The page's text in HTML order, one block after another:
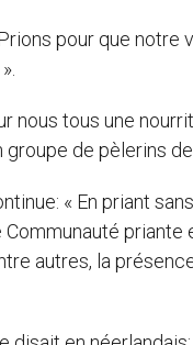
pour que
nous tous une
groupe de pèlerins
« En priant
priante
autres, la